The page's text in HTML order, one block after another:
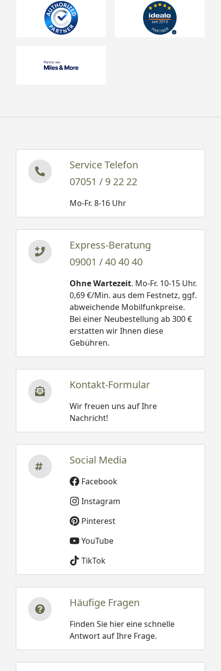
Service Telefon
07051 / 9 22 22
Mo-Fr. 8-16 Uhr
Express-Beratung
09001 / 40 40 40
Ohne Wartezeit. Mo-Fr. 10-15 Uhr.
0,69 €/Min. aus dem Festnetz, ggf.
abweichende Mobilfunkpreise.
Bei einer Neubestellung ab 300 €
erstatten wir Ihnen diese
Gebühren.
Kontakt-Formular
Wir freuen uns auf Ihre
Nachricht!
Social Media
Facebook
Instagram
Pinterest
YouTube
TikTok
Häufige Fragen
Finden Sie hier eine schnelle
Antwort auf Ihre Frage.